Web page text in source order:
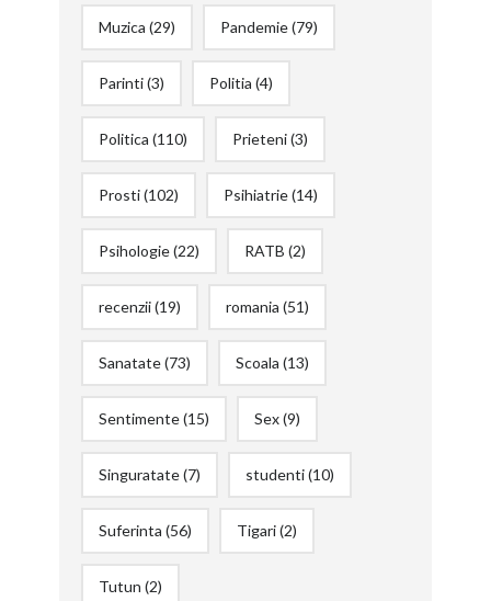
Muzica (29) Pandemie(79)
Parinti(3) Politia (4)
Politica (110) Prieteni(3)
Prosti(102) Psihiatrie(14)
Psihologie(22) RATB (2)
recenzii(19) romania (51)
Sanatate(73) Scoala (13)
Sentimente(15) Sex(9)
Singuratate(7) studenti(10)
Suferinta (56) Tigari(2)
Tutun (2)